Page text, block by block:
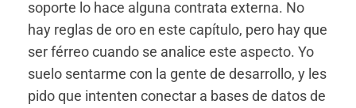
soporte lo hace alguna contrata externa. No
hay reglas de oro en este capítulo, pero hay que
ser férreo cuando se analice este aspecto. Yo
suelo sentarme con la gente de desarrollo, y les
pido que intenten conectar a bases de datos de